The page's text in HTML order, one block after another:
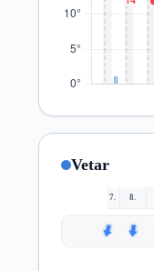
Vetar
7. 8.